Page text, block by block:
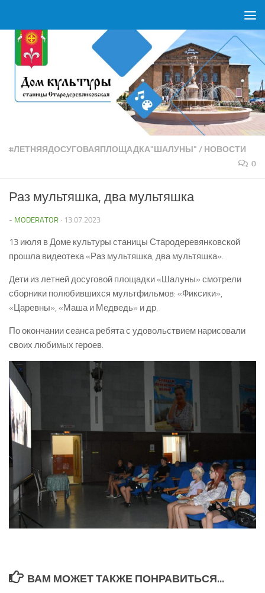
#ЛЕТНЯЯДОСУГОВАЯПЛОЩАДКА"ШАЛУНЫ" / НОВОСТИ
0
Раз мультяшка, два мультяшка
- MODERATOR · 13.07.2023
13 июля в Доме культуры станицы Стародеревянковской
прошла видеотека «Раз мультяшка, два мультяшка».
Дети из летней досуговой площадки «Шалуны» смотрели
сборники полюбившихся мультфильмов: «Фиксики»,
«Царевны», «Маша и Медведь» и др.
По окончании сеанса ребята с удовольствием нарисовали
своих любимых героев.
ВАМ МОЖЕТ ТАКЖЕ ПОНРАВИТЬСЯ...